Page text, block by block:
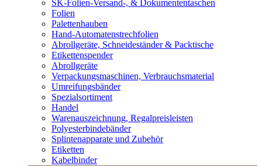
SK-Folien-Versand-, & Dokumententaschen
Folien
Palettenhauben
Hand-Automatenstrechfolien
Abrollgeräte, Schneideständer & Packtische
Etikettenspender
Abrollgeräte
Verpackungsmaschinen, Verbrauchsmaterial
Umreifungsbänder
Spezialsortiment
Handel
Warenauszeichnung, Regalpreisleisten
Polyesterbindebänder
Splintenapparate und Zubehör
Etiketten
Kabelbinder